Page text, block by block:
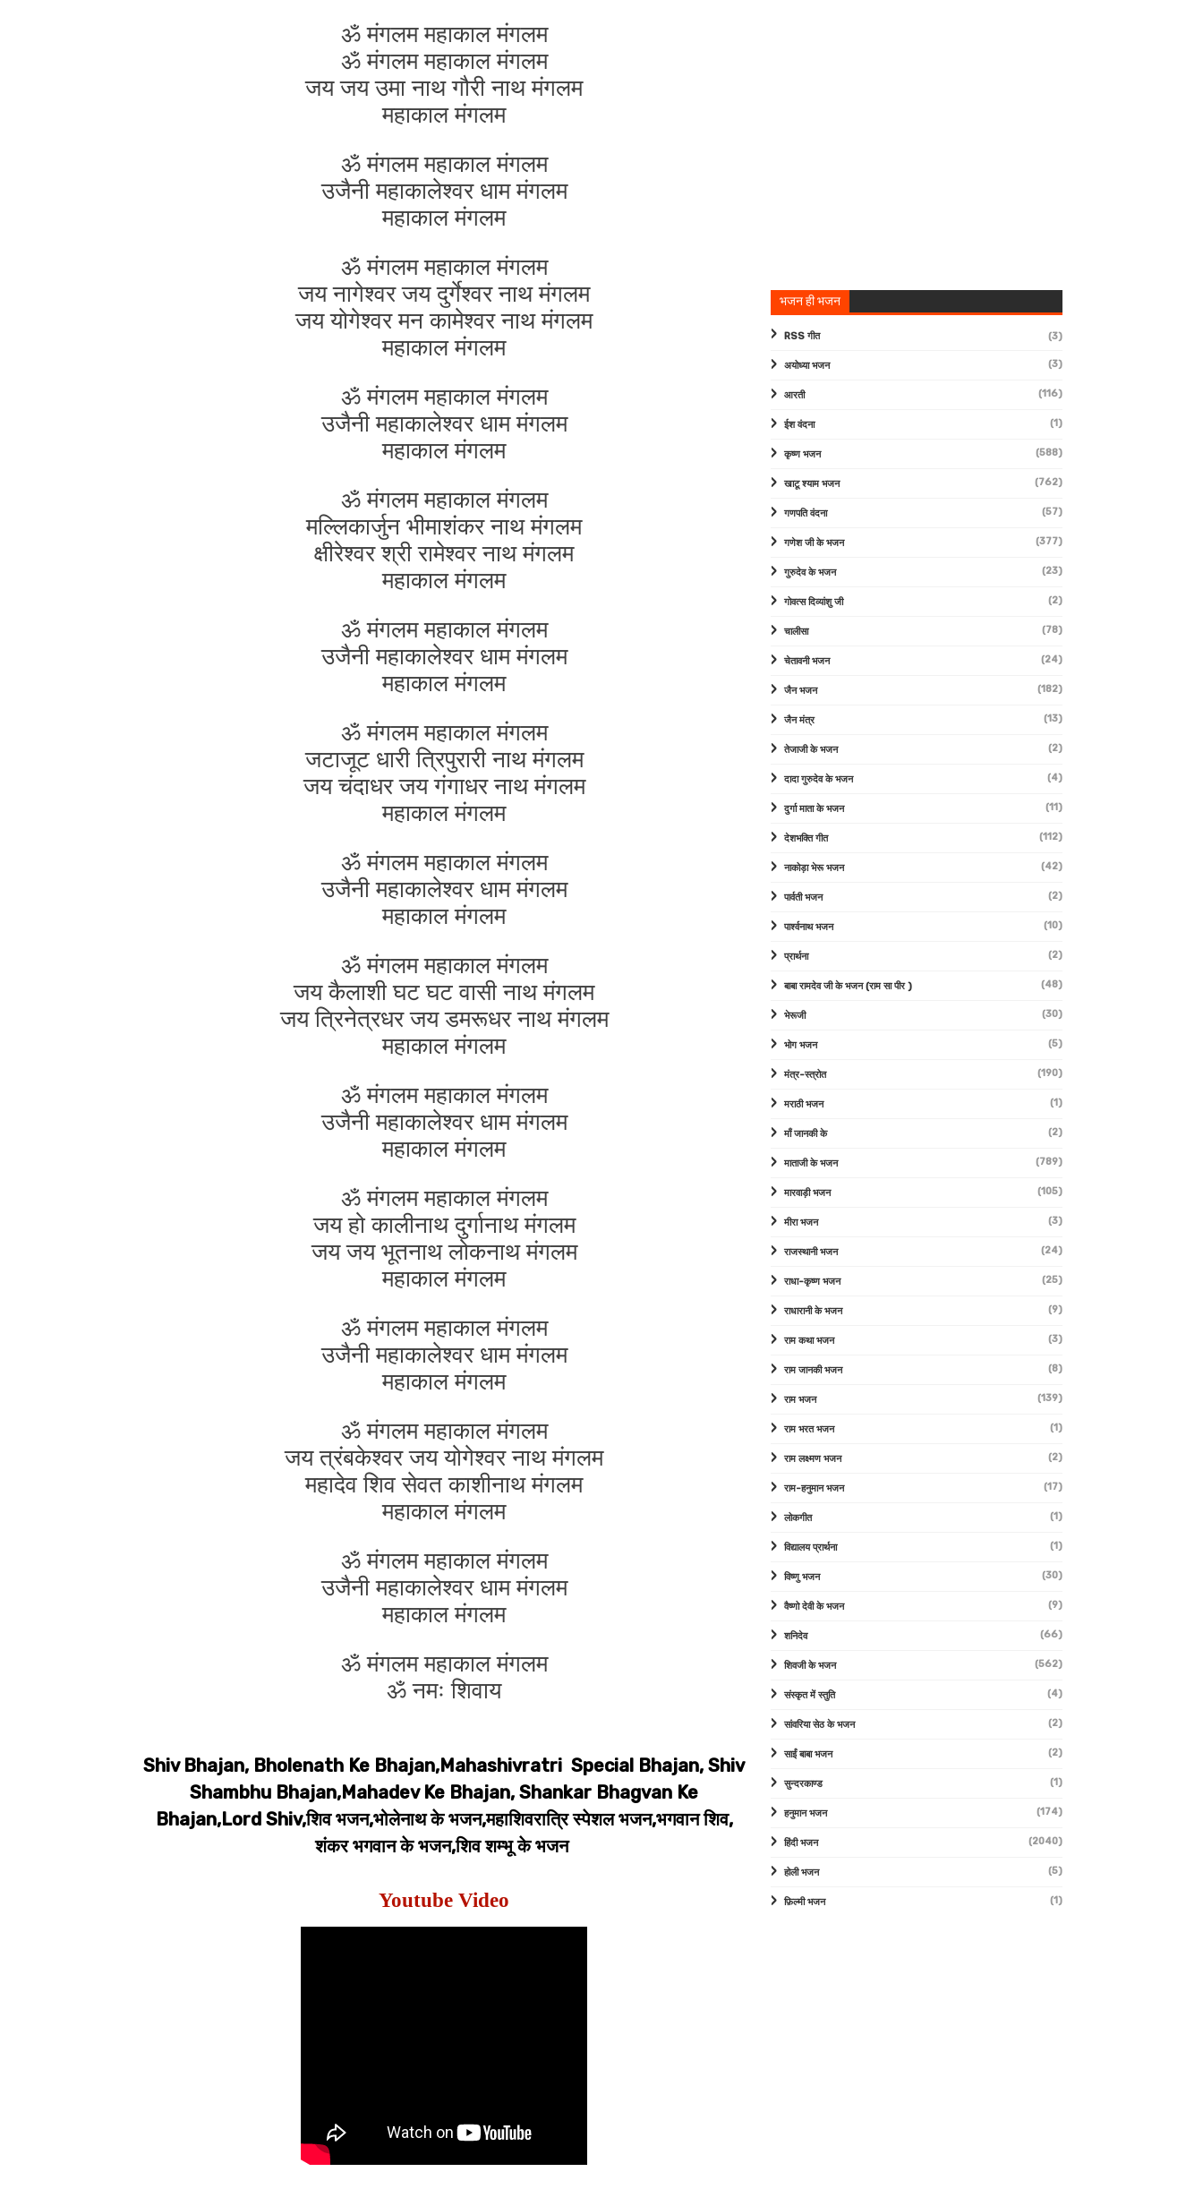
ॐ मंगलम महाकाल मंगलम
ॐ मंगलम महाकाल मंगलम
जय जय उमा नाथ गौरी नाथ मंगलम
महाकाल मंगलम
ॐ मंगलम महाकाल मंगलम
उजैनी महाकालेश्वर धाम मंगलम
महाकाल मंगलम
ॐ मंगलम महाकाल मंगलम
जय नागेश्वर जय दुर्गेश्वर नाथ मंगलम
जय योगेश्वर मन कामेश्वर नाथ मंगलम
महाकाल मंगलम
ॐ मंगलम महाकाल मंगलम
उजैनी महाकालेश्वर धाम मंगलम
महाकाल मंगलम
ॐ मंगलम महाकाल मंगलम
मल्लिकार्जुन भीमाशंकर नाथ मंगलम
क्षीरेश्वर श्री रामेश्वर नाथ मंगलम
महाकाल मंगलम
ॐ मंगलम महाकाल मंगलम
उजैनी महाकालेश्वर धाम मंगलम
महाकाल मंगलम
ॐ मंगलम महाकाल मंगलम
जटाजूट धारी त्रिपुरारी नाथ मंगलम
जय चंदाधर जय गंगाधर नाथ मंगलम
महाकाल मंगलम
ॐ मंगलम महाकाल मंगलम
उजैनी महाकालेश्वर धाम मंगलम
महाकाल मंगलम
ॐ मंगलम महाकाल मंगलम
जय कैलाशी घट घट वासी नाथ मंगलम
जय त्रिनेत्रधर जय डमरूधर नाथ मंगलम
महाकाल मंगलम
ॐ मंगलम महाकाल मंगलम
उजैनी महाकालेश्वर धाम मंगलम
महाकाल मंगलम
ॐ मंगलम महाकाल मंगलम
जय हो कालीनाथ दुर्गानाथ मंगलम
जय जय भूतनाथ लोकनाथ मंगलम
महाकाल मंगलम
ॐ मंगलम महाकाल मंगलम
उजैनी महाकालेश्वर धाम मंगलम
महाकाल मंगलम
ॐ मंगलम महाकाल मंगलम
जय त्रंबकेश्वर जय योगेश्वर नाथ मंगलम
महादेव शिव सेवत काशीनाथ मंगलम
महाकाल मंगलम
ॐ मंगलम महाकाल मंगलम
उजैनी महाकालेश्वर धाम मंगलम
महाकाल मंगलम
ॐ मंगलम महाकाल मंगलम
ॐ नमः शिवाय
Shiv Bhajan, Bholenath Ke Bhajan,Mahashivratri Special Bhajan, Shiv
Shambhu Bhajan,Mahadev Ke Bhajan, Shankar Bhagvan Ke
Bhajan,Lord Shiv,शिव भजन,भोलेनाथ के भजन,महाशिवरात्रि स्पेशल भजन,भगवान शिव,
शंकर भगवान के भजन,शिव शम्भू के भजन
Youtube Video
भजन ही भजन
RSS गीत (3)
अयोध्या भजन (3)
आरती (116)
ईश वंदना (1)
कृष्ण भजन (588)
खाटू श्याम भजन (762)
गणपति वंदना (57)
गणेश जी के भजन (377)
गुरुदेव के भजन (23)
गोवत्स दिव्यांशु जी (2)
चालीसा (78)
चेतावनी भजन (24)
जैन भजन (182)
जैन मंत्र (13)
तेजाजी के भजन (2)
दादा गुरुदेव के भजन (4)
दुर्गा माता के भजन (11)
देशभक्ति गीत (112)
नाकोड़ा भेरू भजन (42)
पार्वती भजन (2)
पार्श्वनाथ भजन (10)
प्रार्थना (2)
बाबा रामदेव जी के भजन (राम सा पीर ) (48)
भेरूजी (30)
भोग भजन (5)
मंत्र-स्त्रोत (190)
मराठी भजन (1)
माँ जानकी के (2)
माताजी के भजन (789)
मारवाड़ी भजन (105)
मीरा भजन (3)
राजस्थानी भजन (24)
राधा-कृष्ण भजन (25)
राधारानी के भजन (9)
राम कथा भजन (3)
राम जानकी भजन (8)
राम भजन (139)
राम भरत भजन (1)
राम लक्ष्मण भजन (2)
राम-हनुमान भजन (17)
लोकगीत (1)
विद्यालय प्रार्थना (1)
विष्णु भजन (30)
वैष्णो देवी के भजन (9)
शनिदेव (66)
शिवजी के भजन (562)
संस्कृत में स्तुति (4)
सांवरिया सेठ के भजन (2)
साईं बाबा भजन (2)
सुन्दरकाण्ड (1)
हनुमान भजन (174)
हिंदी भजन (2040)
होली भजन (5)
फ़िल्मी भजन (1)